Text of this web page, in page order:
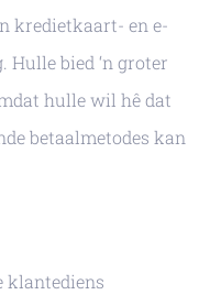
kredietkaart- en e-
Hulle bied ‘n groter
hulle wil hê dat
betaalmetodes kan
klantediens